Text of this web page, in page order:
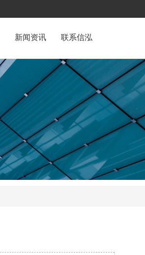
新闻资讯 联系信泓